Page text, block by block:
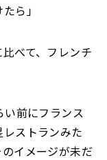
ら」
比べて、フレンチ
い前にフランス
ストランみた
イメージが未だ